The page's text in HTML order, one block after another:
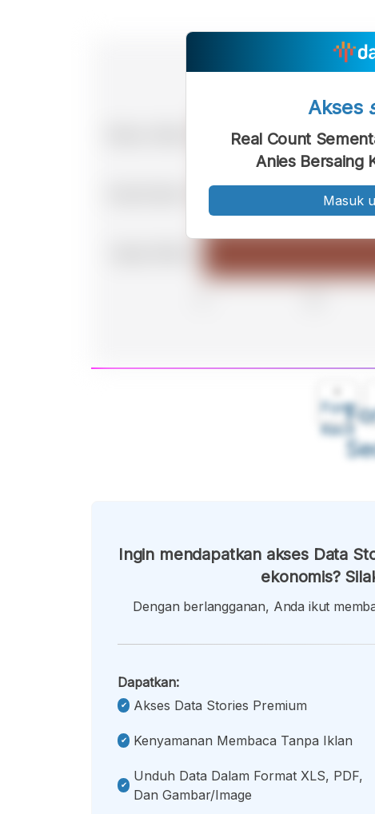
Font
Kecil
Akses
Real Count
Anies Bersaing
Masuk
Ingin mendapatkan akses Data
ekonomis?
Dengan berlangganan, Anda ikut
Dapatkan:
Akses Data Stories Premium
Kenyamanan Membaca Tanpa Iklan
Unduh Data Dalam Format XLS, PDF,
Dan Gambar/image